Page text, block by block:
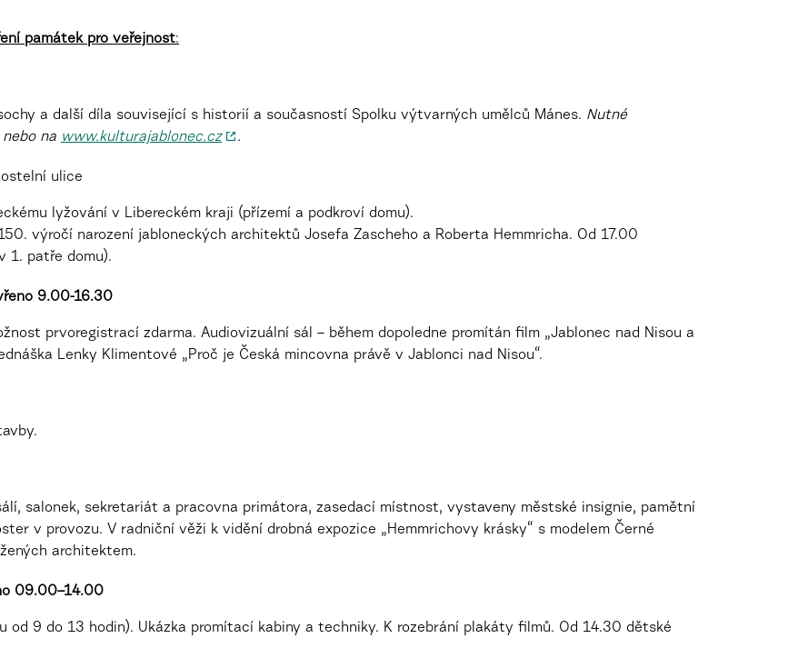
památek pro veřejnost:
sochy a další díla související s historií a současností Spolku výtvarných umělců Mánes. Nutné
nebo na www.kulturajablonec.cz .
ulice
lyžování v Libereckém kraji (přízemí a podkroví domu).
výročí narození jabloneckých architektů Josefa Zascheho a Roberta Hemmricha. Od 17.00
1. patře domu).
9.00-16.30
prvoregistrací zdarma. Audiovizuální sál – během dopoledne promítán film „Jablonec nad Nisou a
Lenky Klimentové „Proč je Česká mincovna právě v Jablonci nad Nisou“.
salonek, sekretariát a pracovna primátora, zasedací místnost, vystaveny městské insignie, pamětní
v provozu. V radniční věži k vidění drobná expozice „Hemmrichovy krásky“ s modelem Černé
architektem.
09.00–14.00
od 9 do 13 hodin). Ukázka promítací kabiny a techniky. K rozebrání plakáty filmů. Od 14.30 dětské